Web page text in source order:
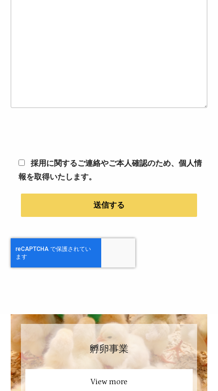
採用に関するご連絡やご本人確認のため、個人情
報を取得いたします。
孵卵事業
View more